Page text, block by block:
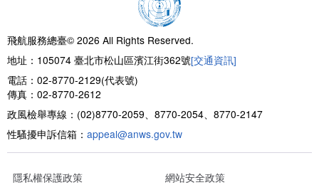
飛航服務總臺© 2026 All Rights Reserved.
地址：105074 臺北市松山區濱江街362號[交通資訊]
電話：02-8770-2129(代表號)
傳真：02-8770-2612
政風檢舉專線：(02)8770-2059、8770-2054、8770-2147
性騷擾申訴信箱： appeal@anws.gov.tw
隱私權保護政策
網站安全政策